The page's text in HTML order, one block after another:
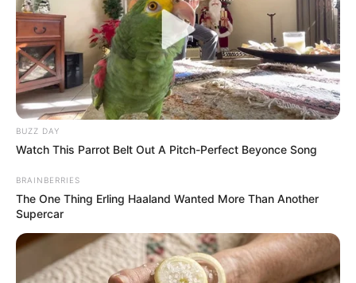
BUZZ DAY
Watch This Parrot Belt Out A Pitch-Perfect Beyonce Song
BRAINBERRIES
The One Thing Erling Haaland Wanted More Than Another
Supercar